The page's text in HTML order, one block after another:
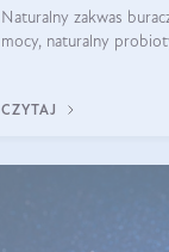
Naturalny zakwas
mocy, naturalny
CZYTAJ